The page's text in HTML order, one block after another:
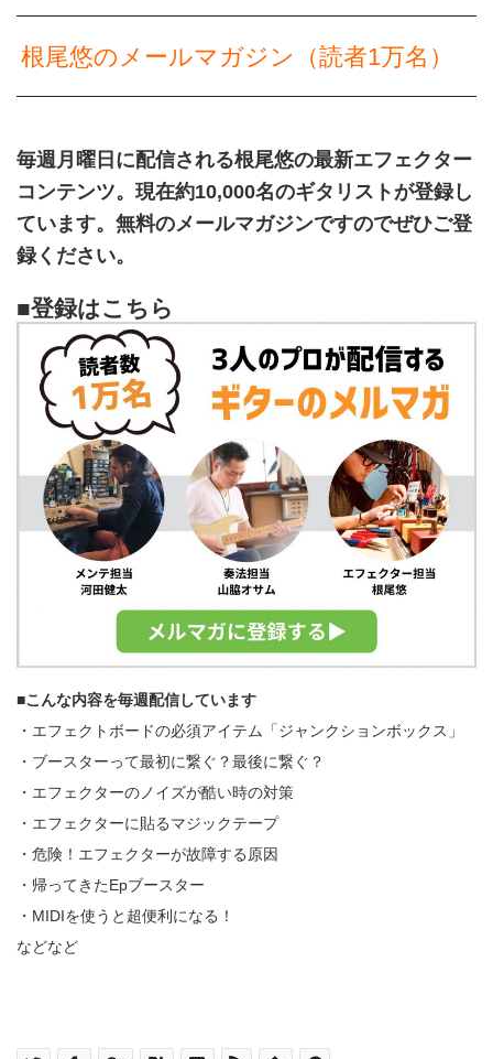
根尾悠のメールマガジン（読者1万名）
毎週月曜日に配信される根尾悠の最新エフェクター
コンテンツ。現在約10,000名のギタリストが登録し
ています。無料のメールマガジンですのでぜひご登
録ください。
■登録はこちら
■こんな内容を毎週配信しています
・エフェクトボードの必須アイテム「ジャンクションボックス」
・ブースターって最初に繋ぐ？最後に繋ぐ？
・エフェクターのノイズが酷い時の対策
・エフェクターに貼るマジックテープ
・危険！エフェクターが故障する原因
・帰ってきたEpブースター
・MIDIを使うと超便利になる！
などなど